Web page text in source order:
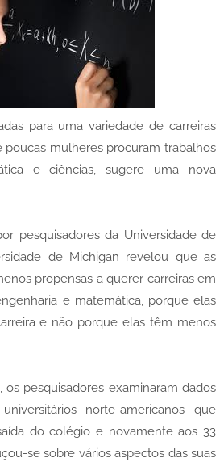
para uma variedade de carreiras
poucas mulheres procuram trabalhos
e ciências, sugere uma nova
pesquisadores da Universidade de
de Michigan revelou que as
propensas a querer carreiras em
e matemática, porque elas
e não porque elas têm menos
pesquisadores examinaram dados
norte-americanos que
do colégio e novamente aos 33
se sobre vários aspectos das suas